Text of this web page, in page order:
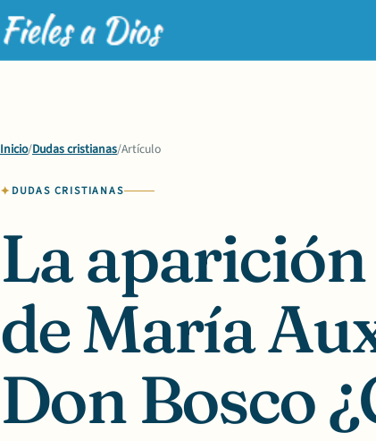
Inicio/Dudas cristianas/Artículo
DUDAS CRISTIANAS
La
de María
Don Bosco